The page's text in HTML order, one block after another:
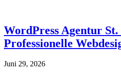
WordPress Agentur
Professionelle
Juni 29, 2026